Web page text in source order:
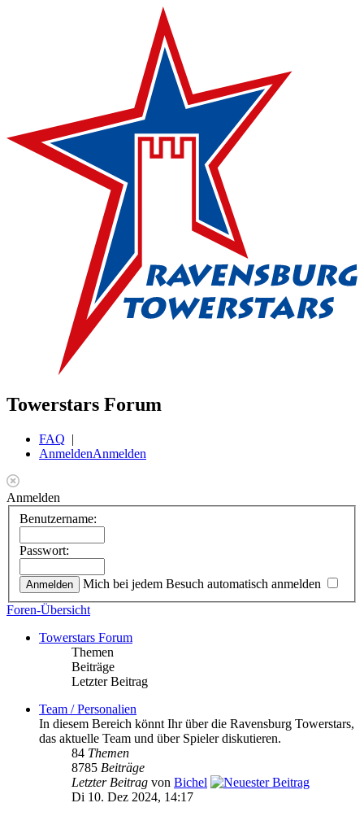
Towerstars Forum
FAQ |
AnmeldenAnmelden
Anmelden
Benutzername:
Passwort:
Mich bei jedem Besuch automatisch anmelden
Foren-Übersicht
Towerstars Forum
Themen
Beiträge
Letzter Beitrag
Team / Personalien
In diesem Bereich könnt Ihr über die Ravensburg Towerstars,
das aktuelle Team und über Spieler diskutieren.
84 Themen
8785 Beiträge
Letzter Beitrag von Bichel
Di 10. Dez 2024, 14:17